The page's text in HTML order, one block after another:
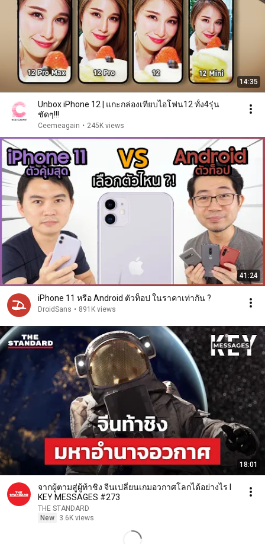
14:35
Unbox iPhone 12 | แกะกล่องเทียบไอโฟน12 ทั้ง4รุ่น
ชัดๆ!!!
Ceemeagain • 245K views
41:24
iPhone 11 หรือ Android ตัวท็อป ในราคาเท่ากัน ?
DroidSans • 891K views
18:01
จากผู้ตามสู่ผู้ท้าชิง จีนเปลี่ยนเกมอวกาศโลกได้อย่างไร I
KEY MESSAGES #273
THE STANDARD
New
3.6K views